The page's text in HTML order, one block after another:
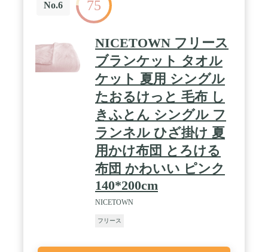
No.6 75
NICETOWN フリース
ブランケット タオル
ケット 夏用 シングル
たおるけっと 毛布 し
きふとん シングル フ
ランネル ひざ掛け 夏
用かけ布団 とろける
布団 かわいい ピンク
140*200cm
NICETOWN
フリース